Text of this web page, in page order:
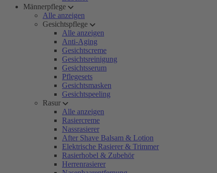
Männerpflege
Alle anzeigen
Gesichtspflege
Alle anzeigen
Anti-Aging
Gesichtscreme
Gesichtsreinigung
Gesichtsserum
Pflegesets
Gesichtsmasken
Gesichtspeeling
Rasur
Alle anzeigen
Rasiercreme
Nassrasierer
After Shave Balsam & Lotion
Elektrische Rasierer & Trimmer
Rasierhobel & Zubehör
Herrenrasierer